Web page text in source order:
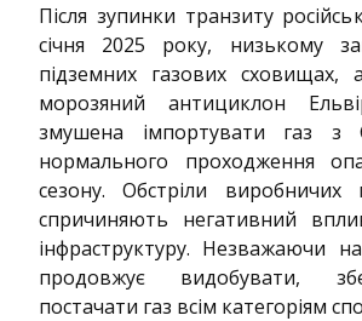
Після зупинки транзиту
січня 2025 року, низькому
підземних газових
морозяний антициклон
змушена імпортувати газ з
нормального проходження
сезону. Обстріли виробничих
спричиняють негативний
інфраструктуру. Незважаючи
продовжує видобувати,
постачати газ всім категоріям